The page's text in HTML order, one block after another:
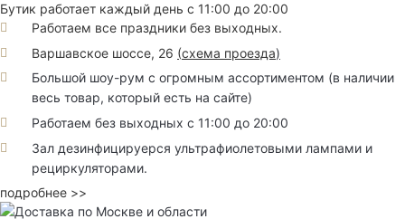
Бутик работает каждый день с 11:00 до 20:00
Работаем все праздники без выходных.
Варшавское шоссе, 26 (схема проезда)
Большой шоу-рум с огромным ассортиментом (в наличии
весь товар, который есть на сайте)
Работаем без выходных с 11:00 до 20:00
Зал дезинфицируерся ультрафиолетовыми лампами и
рециркуляторами.
подробнее >>